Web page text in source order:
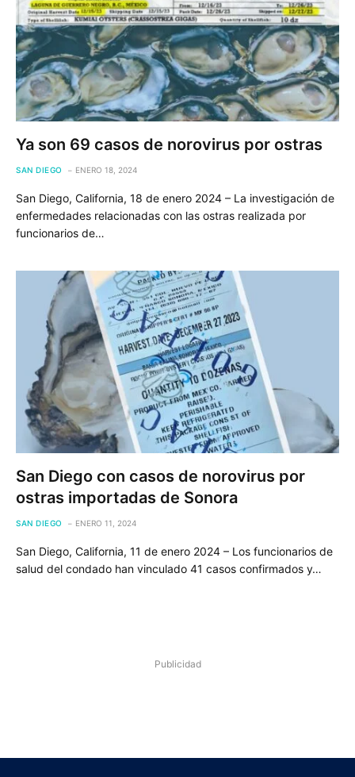
Ya son 69 casos de norovirus por ostras
SAN DIEGO ENERO 18, 2024
San Diego, California, 18 de enero 2024 – La investigación de
enfermedades relacionadas con las ostras realizada por
funcionarios de…
San Diego con casos de norovirus por
ostras importadas de Sonora
SAN DIEGO ENERO 11, 2024
San Diego, California, 11 de enero 2024 – Los funcionarios de
salud del condado han vinculado 41 casos confirmados y…
Publicidad